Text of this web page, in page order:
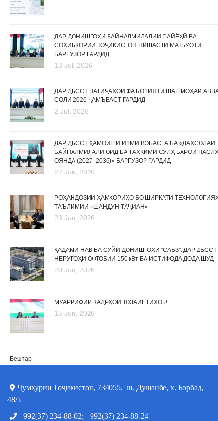
ДАР ДОНИШГОҲИ БАЙНАЛМИЛАЛИИ САЙЁҲӢ ВА
СОҲИБКОРИИ ТОҶИКИСТОН НИШАСТИ МАТБУОТӢ
БАРГУЗОР ГАРДИД
13 Jul, 2026
ДАР ДБССТ НАТИҶАҲОИ ФАЪОЛИЯТИ ШАШМОҲАИ
СОЛИ 2026 ҶАМЪБАСТ ГАРДИД
2 Jul, 2026
ДАР ДБССТ ҲАМОИШИ ИЛМӢ ВОБАСТА БА «ДАҲСОЛАИ
БАЙНАЛМИЛАЛӢ ОИД БА ТАҲКИМИ СУЛҲ БАРОИ
ОЯНДА (2027–2036)» БАРГУЗОР ГАРДИД
27 Jun, 2026
РОҲАНДОЗИИ ҲАМКОРИҲО БО ШИРКАТИ
ТАЪЛИМИИ «ШАНДУН ТАҶИАН»
23 Jun, 2026
ҚАДАМИ НАВ БА СӮЙИ ДОНИШГОҲИ “САБЗ”: ДАР ДБССТ
НЕРУГОҲИ ОФТОБИИ 150 кВт БА ИСТИФОДА ДОДА ШУД
20 Jun, 2026
МУАРРИФИИ КАДРҲОИ ТОЗАИНТИХОБ!
15 Jun, 2026
Бештар
Ҷумҳурии Тоҷикистон, 734055, ш. Душанбе, х. Борбад,
48/5
+992(37) 234-88-02; +992(37) 234-88-24